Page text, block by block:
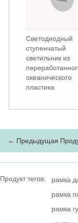
Светодиодный
ступенчатый
светильник из
океанического
пластика
← Предыдущая
Продукт тегов:
рамка
рамка
рамка